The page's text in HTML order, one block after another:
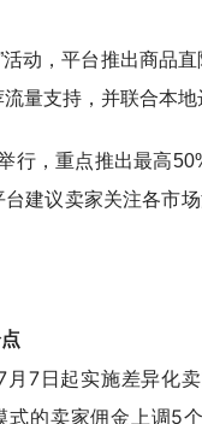
动，平台推出商品
量支持，并联合本
行，重点推出最高
建议卖家关注各市
7日起实施差异化
的卖家佣金上调5